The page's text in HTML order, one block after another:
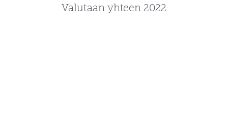
Valutaan yhteen 2022